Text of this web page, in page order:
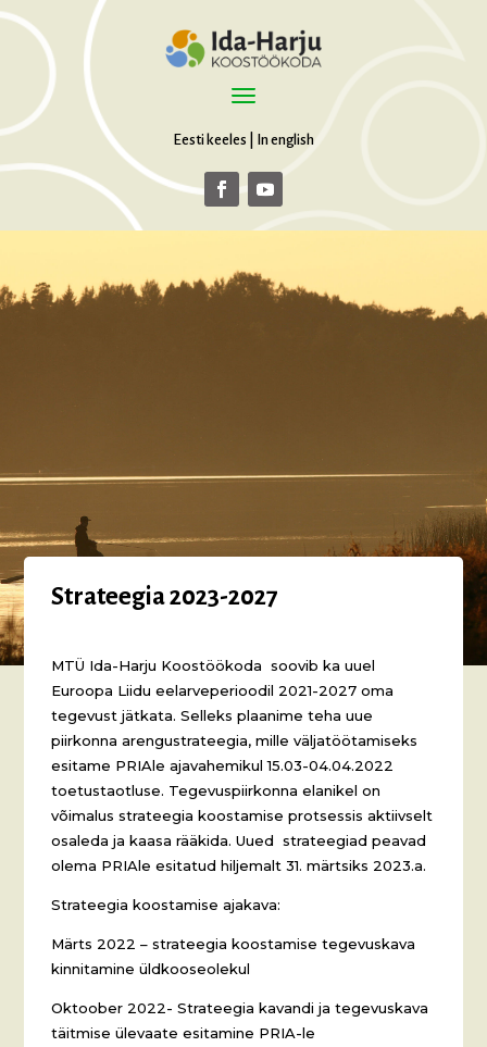
Eesti keeles In english
Strateegia 2023-2027
MTÜ Ida-Harju Koostöökoda soovib ka uuel
Euroopa Liidu eelarveperioodil 2021-2027 oma
tegevust jätkata. Selleks plaanime teha uue
piirkonna arengustrateegia, mille väljatöötamiseks
esitame PRIAle ajavahemikul 15.03-04.04.2022
toetustaotluse. Tegevuspiirkonna elanikel on
võimalus strateegia koostamise protsessis aktiivselt
osaleda ja kaasa rääkida. Uued strateegiad peavad
olema PRIAle esitatud hiljemalt 31. märtsiks 2023.a.
Strateegia koostamise ajakava:
Märts 2022 – strateegia koostamise tegevuskava
kinnitamine üldkooseolekul
Oktoober 2022- Strateegia kavandi ja tegevuskava
täitmise ülevaate esitamine PRIA-le